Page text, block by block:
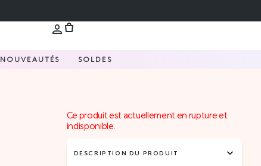
NOUVEAUTÉS SOLDES
Ce produit est actuellement en rupture et
indisponible.
DESCRIPTION DU PRODUIT